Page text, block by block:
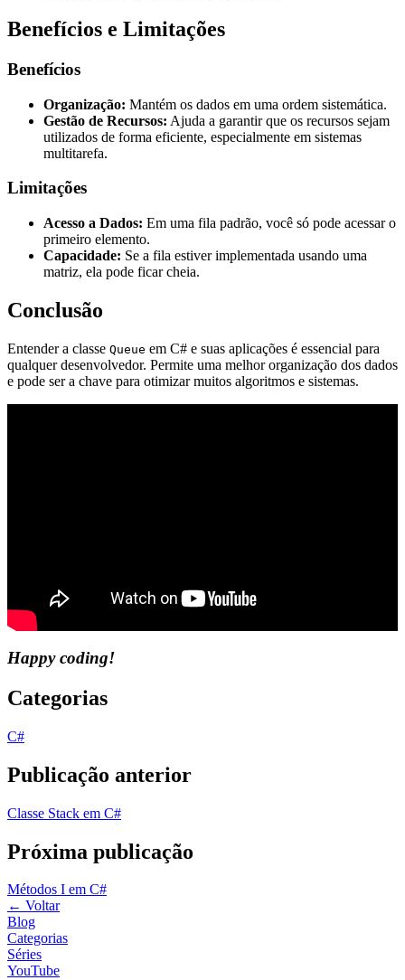
Benefícios e Limitações
Benefícios
Organização: Mantém os dados em uma ordem sistemática.
Gestão de Recursos: Ajuda a garantir que os recursos sejam
utilizados de forma eficiente, especialmente em sistemas
multitarefa.
Limitações
Acesso a Dados: Em uma fila padrão, você só pode acessar o
primeiro elemento.
Capacidade: Se a fila estiver implementada usando uma
matriz, ela pode ficar cheia.
Conclusão
Entender a classe Queue em C# e suas aplicações é essencial para
qualquer desenvolvedor. Permite uma melhor organização dos dados
e pode ser a chave para otimizar muitos algoritmos e sistemas.
Happy coding!
Categorias
C#
Publicação anterior
Classe Stack em C#
Próxima publicação
Métodos I em C#
← Voltar
Blog
Categorias
Séries
YouTube